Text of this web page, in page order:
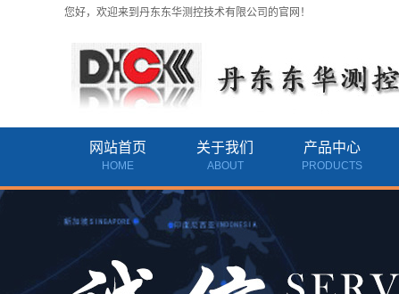
您好，欢迎来到丹东东华测控技术有限公司的官网！
网站首页
HOME
关于我们
ABOUT
公司简介
资质档案
联系我们
产品中心
PRODUCTS
黑龙江涡轮流量计